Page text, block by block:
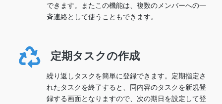
できます。またこの機能は、複数のメンバーへの一
斉連絡として使うこともできます。
定期タスクの作成
繰り返しタスクを簡単に登録できます。定期指定さ
れたタスクを終了すると、同内容のタスクを新規登
録する画面となりますので、次の期日を設定して登